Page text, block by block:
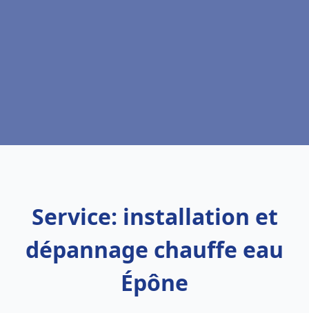
Service: installation et
dépannage chauffe eau
Épône